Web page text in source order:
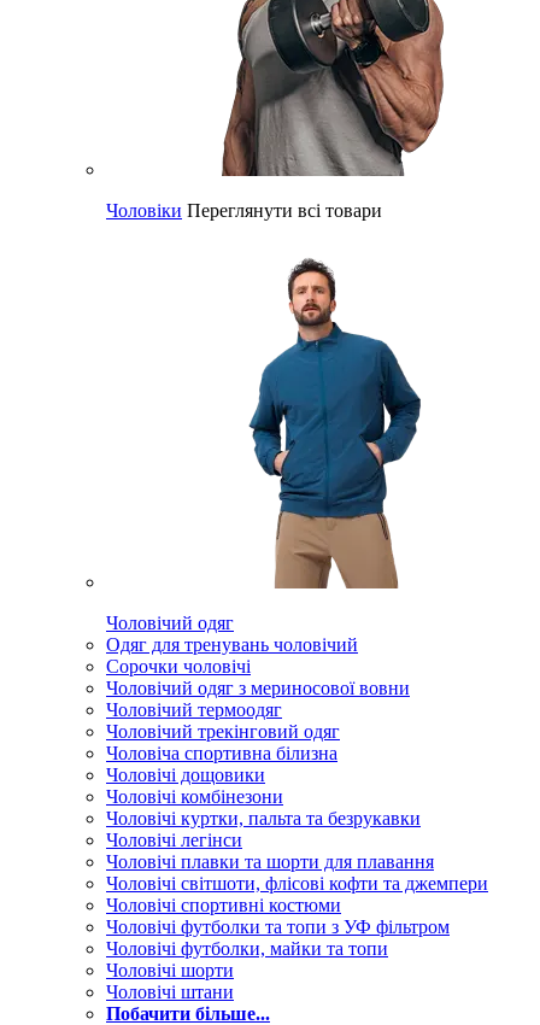
Чоловіки Переглянути всі товари
Чоловічий одяг
Одяг для тренувань чоловічий
Сорочки чоловічі
Чоловічий одяг з мериносової вовни
Чоловічий термоодяг
Чоловічий трекінговий одяг
Чоловіча спортивна білизна
Чоловічі дощовики
Чоловічі комбінезони
Чоловічі куртки, пальта та безрукавки
Чоловічі легінси
Чоловічі плавки та шорти для плавання
Чоловічі світшоти, флісові кофти та джемпери
Чоловічі спортивні костюми
Чоловічі футболки та топи з УФ фільтром
Чоловічі футболки, майки та топи
Чоловічі шорти
Чоловічі штани
Побачити більше...